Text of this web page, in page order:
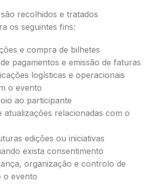
recolhidos e tratados
os seguintes fins:
e compra de bilhetes
pagamentos e emissão de faturas
logísticas e operacionais
o evento
ao participante
atualizações relacionadas com o
edições ou iniciativas
exista consentimento
organização e controlo de
o evento